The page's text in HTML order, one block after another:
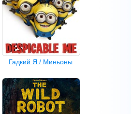
Гадкий Я / Миньоны